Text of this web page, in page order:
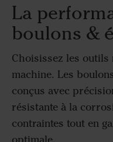
La
boulons &
Choisissez les
machine. Les
conçus avec
résistante à la
contraintes tout en